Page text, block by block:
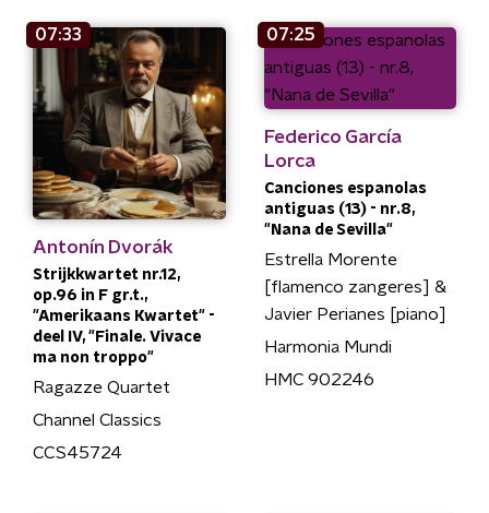
07:33
Antonín Dvorák
Strijkkwartet nr.12,
op.96 in F gr.t.,
"Amerikaans Kwartet" -
deel IV, "Finale. Vivace
ma non troppo"
Ragazze Quartet
Channel Classics
CCS45724
07:25
Federico García
Lorca
Canciones espanolas
antiguas (13) - nr.8,
"Nana de Sevilla"
Estrella Morente
[flamenco zangeres] &
Javier Perianes [piano]
Harmonia Mundi
HMC 902246